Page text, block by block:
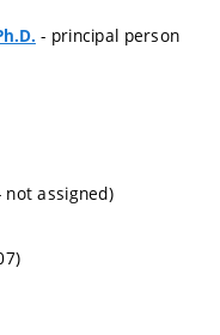
- principal person
assigned)